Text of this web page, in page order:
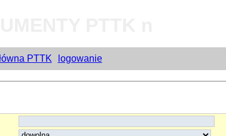
PTTK logowanie